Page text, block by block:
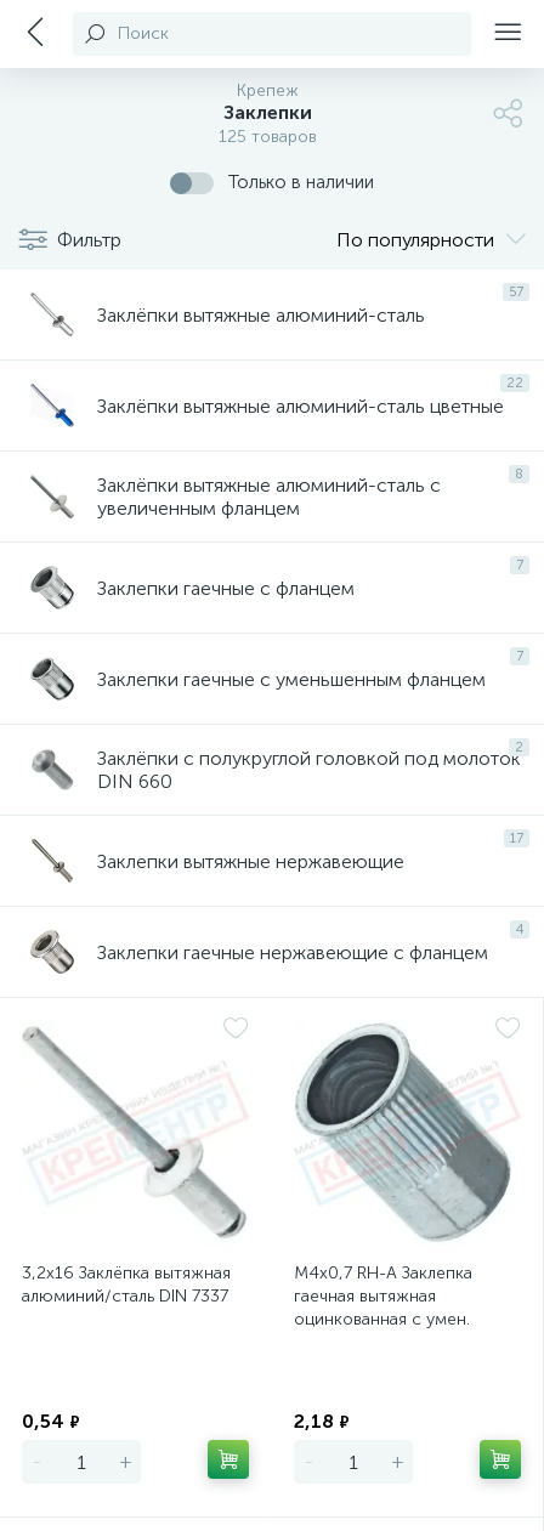
Поиск
Крепеж
Заклепки
125 товаров
Только в наличии
Фильтр По популярности
57
Заклёпки вытяжные алюминий-сталь
22
Заклёпки вытяжные алюминий-сталь цветные
8
Заклёпки вытяжные алюминий-сталь с
увеличенным фланцем
7
Заклепки гаечные с фланцем
7
Заклепки гаечные с уменьшенным фланцем
2
Заклёпки с полукруглой головкой под молоток
DIN 660
17
Заклепки вытяжные нержавеющие
4
Заклепки гаечные нержавеющие с фланцем
3,2х16 Заклёпка вытяжная
алюминий/сталь DIN 7337
0,54 ₽
- +
М4х0,7 RH-A Заклепка
гаечная вытяжная
оцинкованная с умен.
2,18 ₽
- +